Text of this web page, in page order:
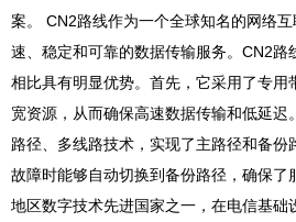
案。 CN2路线作为一个全球知名的网络
速、稳定和可靠的数据传输服务。CN2路
相比具有明显优势。首先，它采用了专用
宽资源，从而确保高速数据传输和低延迟
路径、多线路技术，实现了主路径和备份
故障时能够自动切换到备份路径，确保了
地区数字技术先进国家之一，在电信基础